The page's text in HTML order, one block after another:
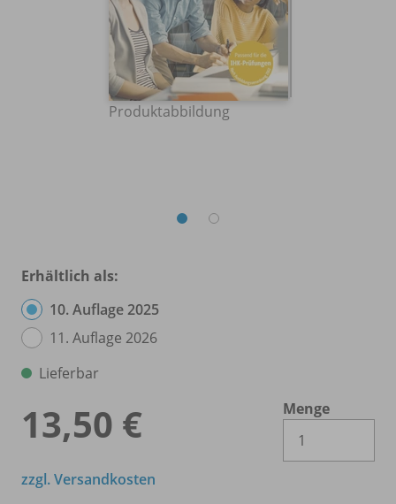
Produktabbildung
Erhältlich als:
10. Auflage 2025
11. Auflage 2026
Lieferbar
13,50 €
Menge
zzgl. Versandkosten